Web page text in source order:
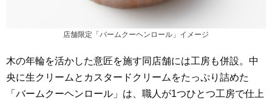
店舗限定「バームクーヘンロール」イメージ
木の年輪を活かした意匠を施す同店舗には工房も併設。中
央に生クリームとカスタードクリームをたっぷり詰めた
「バームクーヘンロール」は、職人が1つひとつ工房で仕上